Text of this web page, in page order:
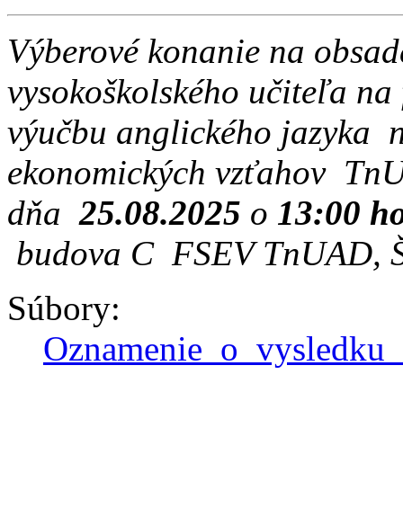
Výberové konanie na
vysokoškolského učiteľa
výučbu anglického jazyka
ekonomických vzťahov
dňa25.08.2025 o 13:00
budova C FSEV TnUAD,
Súbory: